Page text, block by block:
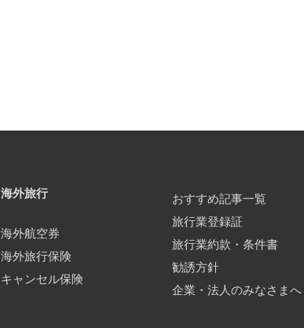
海外旅行
海外航空券
海外旅行保険
キャンセル保険
おすすめ記事一覧
旅行業登録証
旅行業約款・条件書
勧誘方針
企業・法人のみなさまへ